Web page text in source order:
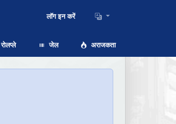
लॉग इन करें
रोलप्ले जेल अराजकता